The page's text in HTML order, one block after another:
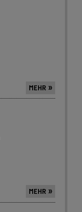
MEHR »
MEHR »